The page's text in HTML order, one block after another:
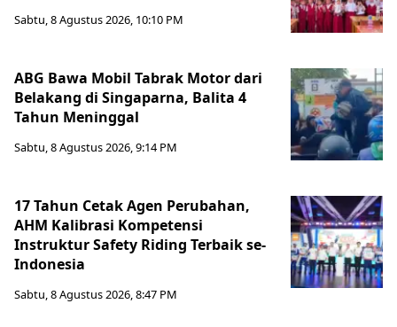
Sabtu, 8 Agustus 2026, 10:10 PM
ABG Bawa Mobil Tabrak Motor dari
Belakang di Singaparna, Balita 4
Tahun Meninggal
Sabtu, 8 Agustus 2026, 9:14 PM
17 Tahun Cetak Agen Perubahan,
AHM Kalibrasi Kompetensi
Instruktur Safety Riding Terbaik se-
Indonesia
Sabtu, 8 Agustus 2026, 8:47 PM